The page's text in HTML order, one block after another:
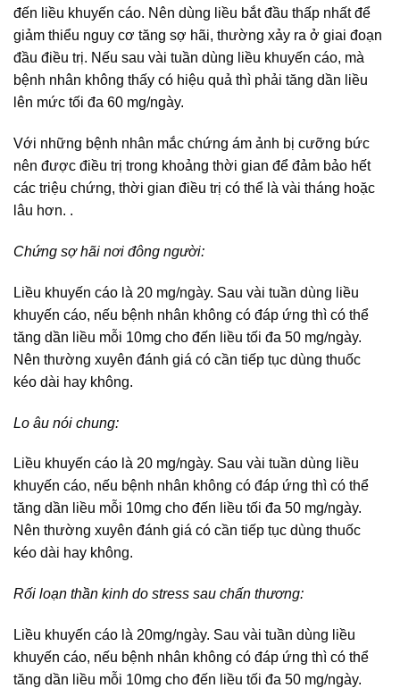
đến liều khuyến cáo. Nên dùng liều bắt đầu thấp nhất để
giảm thiểu nguy cơ tăng sợ hãi, thường xảy ra ở giai đoạn
đầu điều trị. Nếu sau vài tuần dùng liều khuyến cáo, mà
bệnh nhân không thấy có hiệu quả thì phải tăng dần liều
lên mức tối đa 60 mg/ngày.
Với những bệnh nhân mắc chứng ám ảnh bị cưỡng bức
nên được điều trị trong khoảng thời gian để đảm bảo hết
các triệu chứng, thời gian điều trị có thể là vài tháng hoặc
lâu hơn. .
Chứng sợ hãi nơi đông người:
Liều khuyến cáo là 20 mg/ngày. Sau vài tuần dùng liều
khuyến cáo, nếu bệnh nhân không có đáp ứng thì có thể
tăng dần liều mỗi 10mg cho đến liều tối đa 50 mg/ngày.
Nên thường xuyên đánh giá có cần tiếp tục dùng thuốc
kéo dài hay không.
Lo âu nói chung:
Liều khuyến cáo là 20 mg/ngày. Sau vài tuần dùng liều
khuyến cáo, nếu bệnh nhân không có đáp ứng thì có thể
tăng dần liều mỗi 10mg cho đến liều tối đa 50 mg/ngày.
Nên thường xuyên đánh giá có cần tiếp tục dùng thuốc
kéo dài hay không.
Rối loạn thần kinh do stress sau chấn thương:
Liều khuyến cáo là 20mg/ngày. Sau vài tuần dùng liều
khuyến cáo, nếu bệnh nhân không có đáp ứng thì có thể
tăng dần liều mỗi 10mg cho đến liều tối đa 50 mg/ngày.